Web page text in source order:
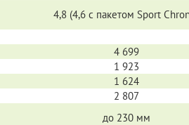
4,8 (4,6 с пакетом Sport
4 699
1 923
1 624
2 807
до 230 мм